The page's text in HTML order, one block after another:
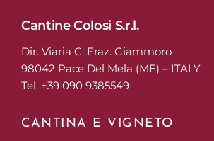
Cantine Colosi S.r.l.
Dir. Viaria C. Fraz. Giammoro
98042 Pace Del Mela (ME) – ITALY
Tel. +39 090 9385549
CANTINA E VIGNETO